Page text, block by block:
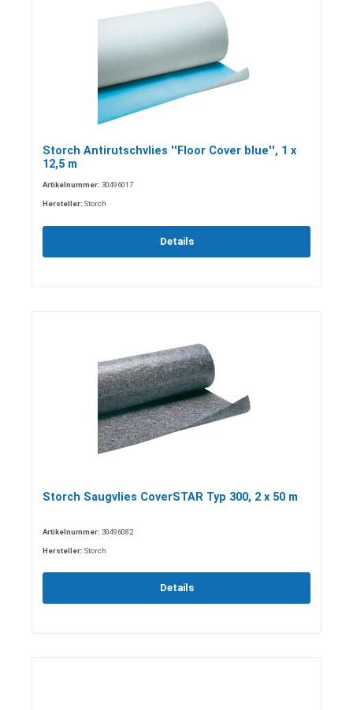
Storch Antirutschvlies ''Floor Cover blue'', 1 x
12,5 m
Artikelnummer: 30496017
Hersteller: Storch
Details
Storch Saugvlies CoverSTAR Typ 300, 2 x 50 m
Artikelnummer: 30496082
Hersteller: Storch
Details